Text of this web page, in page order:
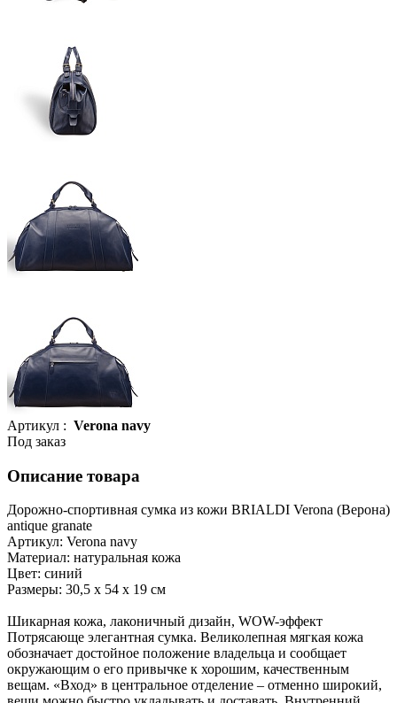
Артикул : Verona navy
Под заказ
Описание товара
Дорожно-спортивная сумка из кожи BRIALDI Verona (Верона)
antique granate
Артикул: Verona navy
Материал: натуральная кожа
Цвет: синий
Размеры: 30,5 х 54 х 19 см
Шикарная кожа, лаконичный дизайн, WOW-эффект
Потрясающе элегантная сумка. Великолепная мягкая кожа
обозначает достойное положение владельца и сообщает
окружающим о его привычке к хорошим, качественным
вещам. «Вход» в центральное отделение – отменно широкий,